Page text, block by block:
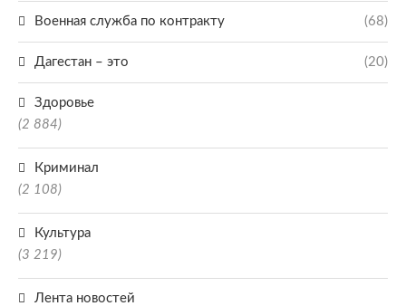
Военная служба по контракту (68)
Дагестан – это (20)
Здоровье
(2 884)
Криминал
(2 108)
Культура
(3 219)
Лента новостей